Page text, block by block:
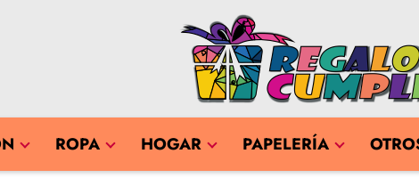
ROPA HOGAR PAPELERÍA